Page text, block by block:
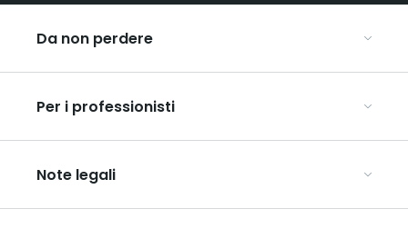
Da non perdere
Alsazia
Ardenne
Champagne
Per i professionisti
Organizzate il vostro viaggio di gruppo
Scopri l’ART GE
Note legali